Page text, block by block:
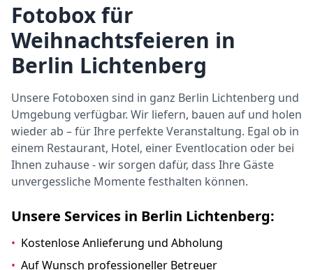
Fotobox für
Weihnachtsfeieren in
Berlin Lichtenberg
Unsere Fotoboxen sind in ganz Berlin Lichtenberg und
Umgebung verfügbar. Wir liefern, bauen auf und holen
wieder ab – für Ihre perfekte Veranstaltung. Egal ob in
einem Restaurant, Hotel, einer Eventlocation oder bei
Ihnen zuhause - wir sorgen dafür, dass Ihre Gäste
unvergessliche Momente festhalten können.
Unsere Services in Berlin Lichtenberg:
• Kostenlose Anlieferung und Abholung
• Auf Wunsch professioneller Betreuer